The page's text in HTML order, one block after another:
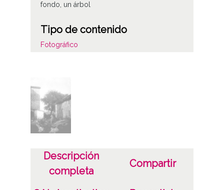
fondo, un árbol
Tipo de contenido
Fotográfico
Fecha
19000101
1900 a 1917 (Atribuida)
Descripción
completa
Compartir